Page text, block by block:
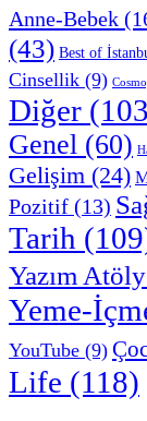
Anne-Bebek
(43) Best of
Cinsellik (9)
Diğer
Genel (60)
Gelişim (24)
Pozitif (13)
Tarih
Yazım
Yeme-
YouTube (9)
Life (118)